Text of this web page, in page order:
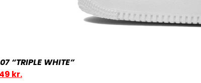
“TRIPLE WHITE”
kr.